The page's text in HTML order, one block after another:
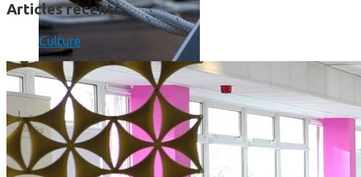
Comment réduire au maximum la consommation de son
Articles récents
Culture